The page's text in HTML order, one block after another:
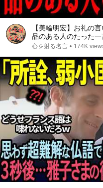
【美輪明宏】お礼の
品のある人のたった一
葉の力｜人生哲学｜
心を射る名言 • 174K